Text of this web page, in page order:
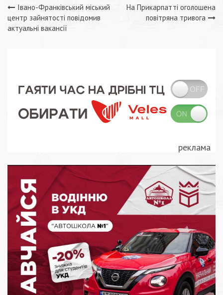
Навігація
записів
Івано-Франківський міський
центр зайнятості повідомив
актуальні вакансії
На Прикарпатті оголошена
повітряна тривога